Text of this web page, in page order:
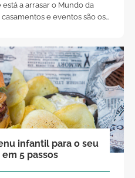
a arrasar o Mundo da
e eventos são os
infantil para o seu
5 passos